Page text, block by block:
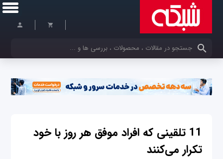
کلمات کلیدی خود را وارد کنید
11 تلقينی كه افراد موفق هر روز با خود
تكرار می‌كنند